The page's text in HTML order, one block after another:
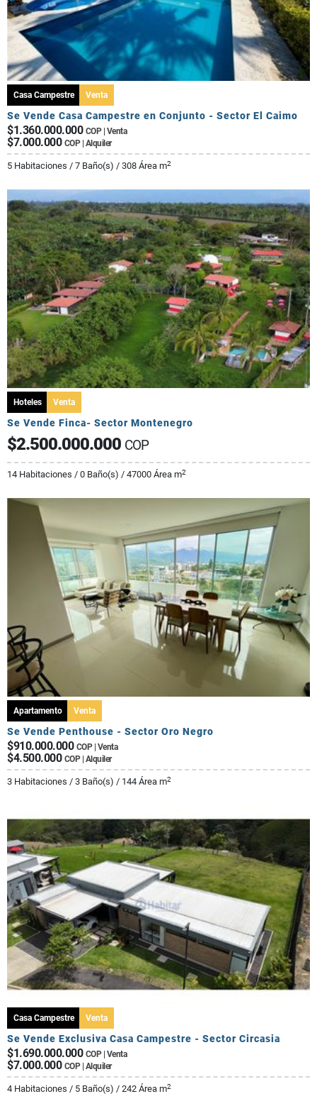
Casa Campestre Venta
Se Vende Casa Campestre en Conjunto - Sector El Caimo
$1.360.000.000 COP | Venta
$7.000.000 COP | Alquiler
5 Habitaciones / 7 Baño(s) / 308 Área m2
Hoteles Venta
Se Vende Finca- Sector Montenegro
$2.500.000.000 COP
14 Habitaciones / 0 Baño(s) / 47000 Área m2
Apartamento Venta
Se Vende Penthouse - Sector Oro Negro
$910.000.000 COP | Venta
$4.500.000 COP | Alquiler
3 Habitaciones / 3 Baño(s) / 144 Área m2
Casa Campestre Venta
Se Vende Exclusiva Casa Campestre - Sector Circasia
$1.690.000.000 COP | Venta
$7.000.000 COP | Alquiler
4 Habitaciones / 5 Baño(s) / 242 Área m2